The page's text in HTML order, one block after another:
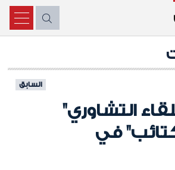
X
السابق
التشاوري"
في